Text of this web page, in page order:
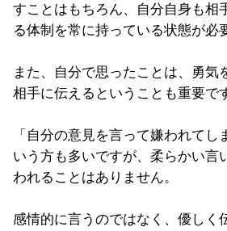
すことはもちろん、自分自身も相
る体制を常に持っている状態が必
また、自分で思ったことは、勇気
相手に伝えるということも重要で
「自分の意見を言って嫌われてし
いう方も多いですが、柔らかい言
われることはありません。
感情的に言うのではなく、優しく